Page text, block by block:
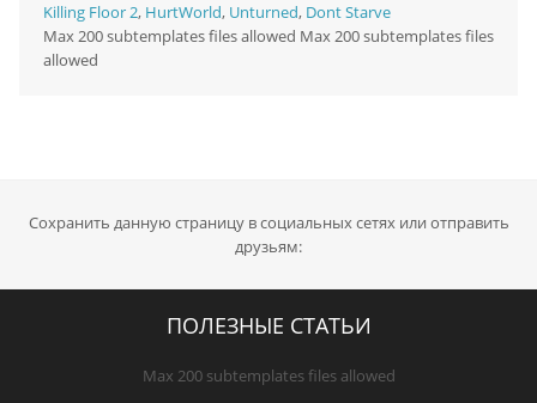
Killing Floor 2, HurtWorld, Unturned, Dont Starve
Max 200 subtemplates files allowed Max 200 subtemplates files
allowed
Сохранить данную страницу в социальных сетях или отправить
друзьям:
ПОЛЕЗНЫЕ СТАТЬИ
Max 200 subtemplates files allowed